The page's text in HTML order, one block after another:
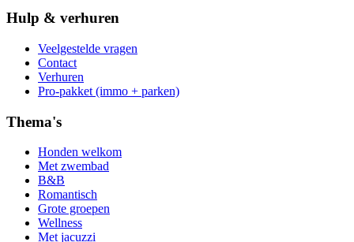
Hulp & verhuren
Veelgestelde vragen
Contact
Verhuren
Pro-pakket (immo + parken)
Thema's
Honden welkom
Met zwembad
B&B
Romantisch
Grote groepen
Wellness
Met jacuzzi